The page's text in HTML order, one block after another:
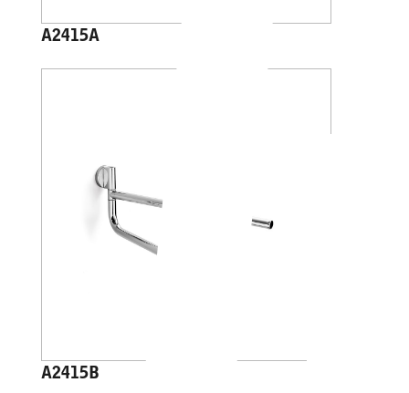
A2415A
A2415B